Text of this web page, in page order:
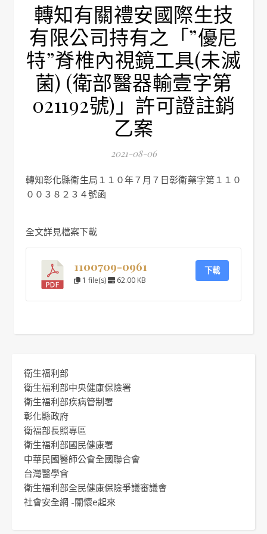
轉知有關禮安國際生技
有限公司持有之「”優尼
特”脊椎內視鏡工具(未滅
菌) (衛部醫器輸壹字第
021192號)」許可證註銷
乙案
2021-08-06
轉知彰化縣衛生局１１０年７月７日彰衛藥字第１１０
００３８２３４號函
全文詳見檔案下載
1100709-0961
1 file(s) 62.00 KB
下載
衛生福利部
衛生福利部中央健康保險署
衛生福利部疾病管制署
彰化縣政府
衛福部長照專區
衛生福利部國民健康署
中華民國醫師公會全國聯合會
台灣醫學會
衛生福利部全民健康保險爭議審議會
社會安全網 -關懷e起來